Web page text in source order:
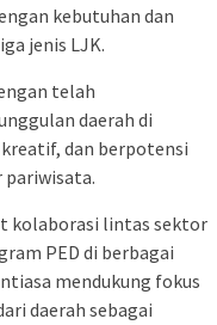
kebutuhan dan
jenis LJK.
telah
daerah di
dan berpotensi
kolaborasi lintas sektor
PED di berbagai
mendukung fokus
daerah sebagai